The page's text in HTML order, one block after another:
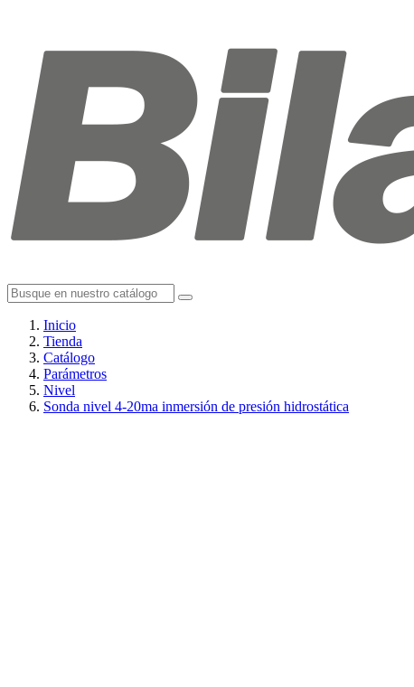
Inicio
Tienda
Catálogo
Parámetros
Nivel
Sonda nivel 4-20ma inmersión de presión hidrostática